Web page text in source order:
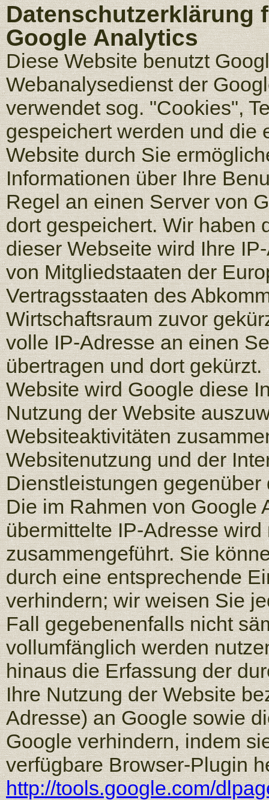
Datenschutzerklärung
Google Analytics
Diese Website benutzt
Webanalysedienst der
verwendet sog. "Cookies",
gespeichert werden und die
Website durch Sie
Informationen über Ihre
Regel an einen Server von
dort gespeichert. Wir haben
dieser Webseite wird Ihre
von Mitgliedstaaten der
Vertragsstaaten des
Wirtschaftsraum zuvor
volle IP-Adresse an einen
übertragen und dort
Website wird Google diese
Nutzung der Website
Websiteaktivitäten
Websitenutzung und der
Dienstleistungen
Die im Rahmen von Google
übermittelte IP-Adresse
zusammengeführt. Sie
durch eine entsprechende
verhindern; wir weisen Sie
Fall gegebenenfalls nicht
vollumfänglich werden
hinaus die Erfassung der
Ihre Nutzung der Website
Adresse) an Google sowie
Google verhindern, indem
verfügbare Browser-Plugin
http://tools.google.com/